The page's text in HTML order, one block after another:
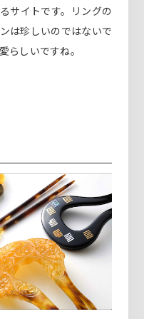
サイトです。リングの
は珍しいのではないで
らしいですね。